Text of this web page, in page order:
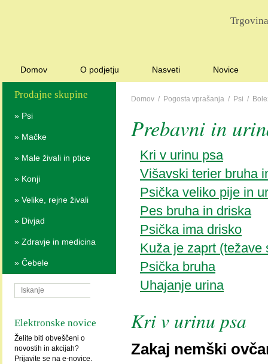
Domov O podjetju Nasveti Novice
Prodajne skupine
» Psi
» Mačke
» Male živali in ptice
» Konji
» Velike, rejne živali
» Divjad
» Zdravje in medicina
» Čebele
Elektronske novice
Želite biti obveščeni o
novostih in akcijah?
Prijavite se na e-novice.
Domov / Pogosta vprašanja / Psi /
Prebavni in
Kri v urinu psa
Višavski terier bruha
Psička veliko pije in
Pes bruha in driska
Psička ima drisko
Kuža je zaprt (težave
Psička bruha
Uhajanje urina
Kri v urinu psa
Zakaj nemški